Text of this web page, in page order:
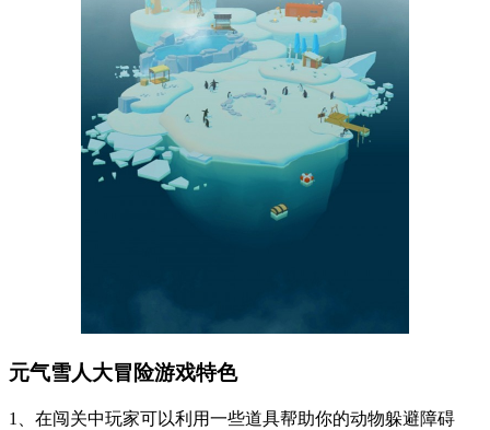
元气雪人大冒险游戏特色
1、在闯关中玩家可以利用一些道具帮助你的动物躲避障碍